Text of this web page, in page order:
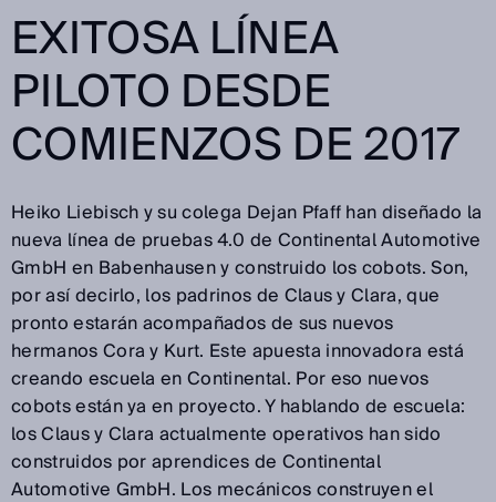
EXITOSA LÍNEA
PILOTO DESDE
COMIENZOS DE 2017
Heiko Liebisch y su colega Dejan Pfaff han diseñado la
nueva línea de pruebas 4.0 de Continental Automotive
GmbH en Babenhausen y construido los cobots. Son,
por así decirlo, los padrinos de Claus y Clara, que
pronto estarán acompañados de sus nuevos
hermanos Cora y Kurt. Este apuesta innovadora está
creando escuela en Continental. Por eso nuevos
cobots están ya en proyecto. Y hablando de escuela:
los Claus y Clara actualmente operativos han sido
construidos por aprendices de Continental
Automotive GmbH. Los mecánicos construyen el